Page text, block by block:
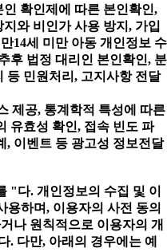
확인제에 따른 본인확인,
와 비인가 사용 방지, 가입
14세 미만 아동 개인정보 수
후 법정 대리인 본인확인, 분
등 민원처리, 고지사항 전달
제공, 통계학적 특성에 따른
유효성 확인, 접속 빈도 파
, 이벤트 등 광고성 정보전달
"다. 개인정보의 수집 및 이
하며, 이용자의 사전 동의
나 원칙적으로 이용자의 개
. 다만, 아래의 경우에는 예